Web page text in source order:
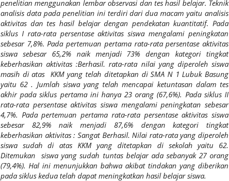
penelitian menggunakan lembar observasi dan tes hasil belajar. Teknik
analisis data pada penelitian ini terdiri dari dua macam yaitu analisis
aktivitas dan tes hasil belajar dengan pendekatan kuantitatif. Pada
siklus I rata-rata persentase aktivitas siswa mengalami peningkatan
sebesar 7,8%. Pada pertemuan pertama rata-rata persentase aktivitas
siswa sebesar 65,2% naik menjadi 73% dengan kategori tingkat
keberhasikan aktivitas :Berhasil. rata-rata nilai yang diperoleh siswa
masih di atas KKM yang telah ditetapkan di SMA N 1 Lubuk Basung
yaitu 62 . Jumlah siswa yang telah mencapai ketuntasan dalam tes
akhir pada siklus pertama ini hanya 23 orang (67,6%). Pada siklus II
rata-rata persentase aktivitas siswa mengalami peningkatan sebesar
4,7%. Pada pertemuan pertama rata-rata persentase aktivitas siswa
sebesar 82,9% naik menjadi 87,6% dengan kategori tingkat
keberhasikan aktivitas : Sangat Berhasil. Nilai rata-rata yang diperoleh
siswa sudah di atas KKM yang ditetapkan di sekolah yaitu 62.
Ditemukan siswa yang sudah tuntas belajar ada sebanyak 27 orang
(79,4%). Hal ini menunjukkan bahwa akibat tindakan yang diberikan
pada siklus kedua telah dapat meningkatkan hasil belajar siswa.